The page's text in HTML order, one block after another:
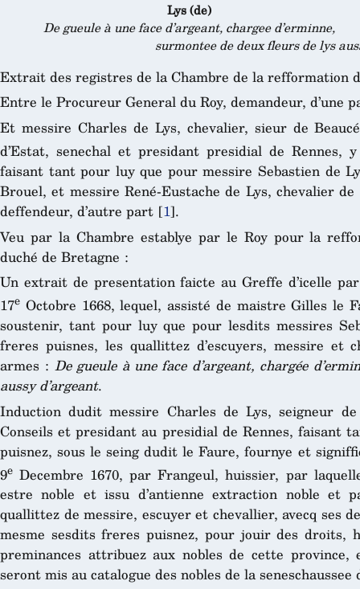
Lys (de)
De gueule à une face d’argeant, chargee d’erminne,
surmontee de deux fleurs de lys
Extrait des registres de la Chambre de la refformation
Entre le Procureur General du Roy, demandeur, d’une
Et messire Charles de Lys, chevalier, sieur de
d’Estat, senechal et presidant presidial de Rennes,
faisant tant pour luy que pour messire Sebastien de
Brouel, et messire René-Eustache de Lys, chevalier
deffendeur, d’autre part [1].
Veu par la Chambre establye par le Roy pour la
duché de Bretagne :
Un extrait de presentation faicte au Greffe d’icelle
17e Octobre 1668, lequel, assisté de maistre Gilles le
soustenir, tant pour luy que pour lesdits messires
freres puisnes, les quallittez d’escuyers, messire
armes : De gueule à une face d’argeant, chargée
aussy d’argeant.
Induction dudit messire Charles de Lys, seigneur
Conseils et presidant au presidial de Rennes, faisant
puisnez, sous le seing dudit le Faure, fournye et
9e Decembre 1670, par Frangeul, huissier, par
estre noble et issu d’antienne extraction noble et
quallittez de messire, escuyer et chevallier, avecq ses
mesme sesdits freres puisnez, pour jouir des droits,
preminances attribuez aux nobles de cette province,
seront mis au catalogue des nobles de la seneschaussee